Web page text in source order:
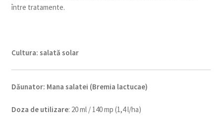
între tratamente.
Cultura: salată solar
Dăunator: Mana salatei (Bremia lactucae)
Doza de utilizare: 20 ml / 140 mp (1,4 l/ha)